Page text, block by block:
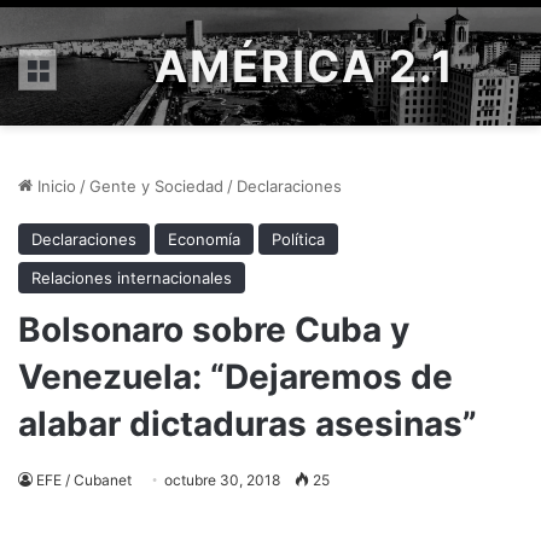
Menú AMÉRICA 2.1
Inicio /Gente y Sociedad / Declaraciones
Declaraciones Economía
Política
Relaciones internacionales
Bolsonaro sobre Cuba y
Venezuela: “Dejaremos de
alabar dictaduras asesinas”
EFE / Cubanet octubre 30, 2018 25